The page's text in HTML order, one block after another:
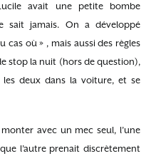
avait une petite bombe
sait jamais. On a développé
cas où » , mais aussi des règles
stop la nuit (hors de question),
les deux dans la voiture, et se
avec un mec seul, l’une
l’autre prenait discrètement